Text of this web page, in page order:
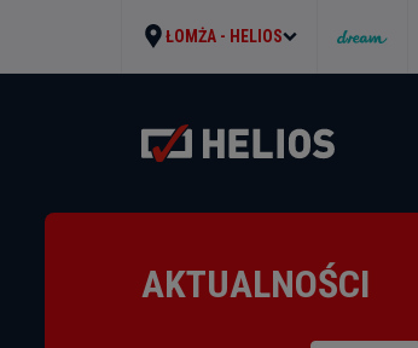
ŁOMŻA - HELIOS
AKTUALNOŚCI